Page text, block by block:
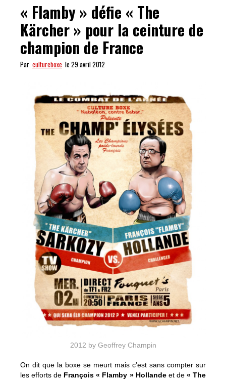
« Flamby » défie « The
Kärcher » pour la ceinture de
champion de France
Par cultureboxe le 29 avril 2012
2012 by Geoffrey Champin
On dit que la boxe se meurt mais c’est sans compter sur
les efforts de François « Flamby » Hollande et de « The